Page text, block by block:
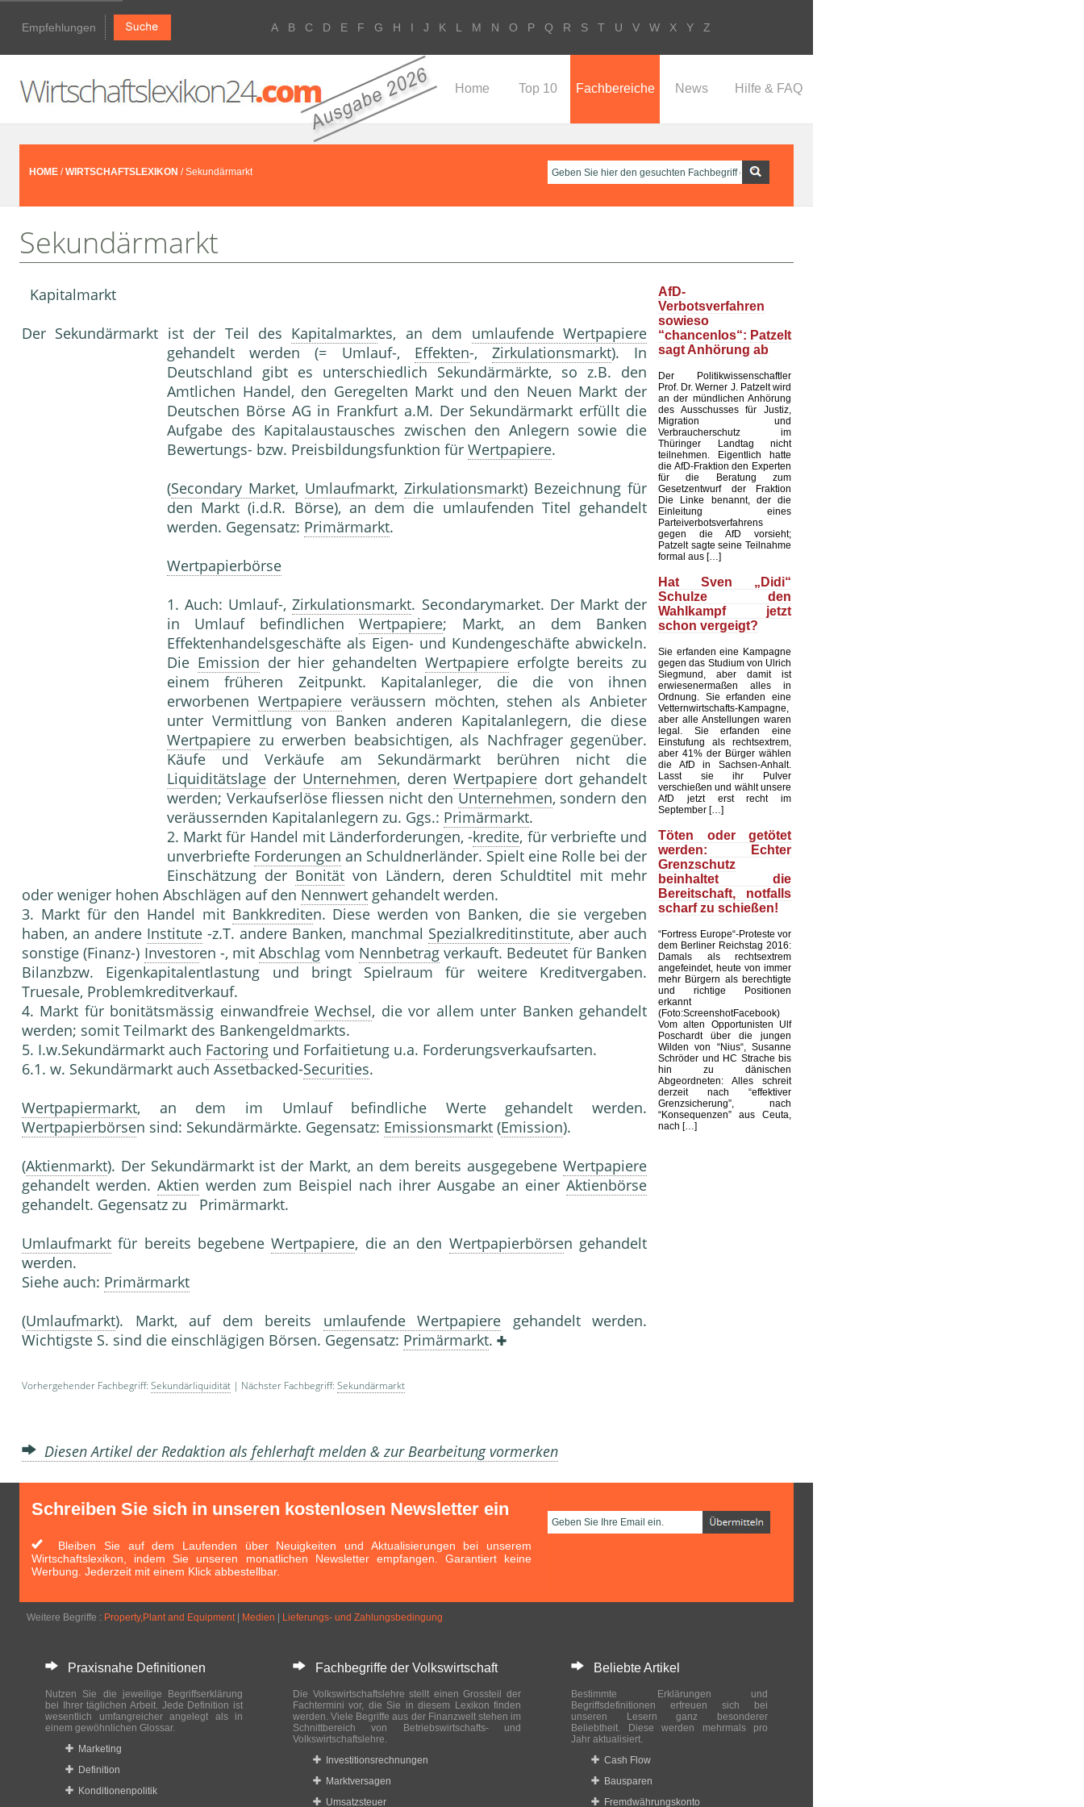
Empfehlungen A B C D E F G H I J K L M N O P Q R S T U V W X Y Z
Home Top 10 Fachbereiche News Hilfe & FAQ
HOME /WIRTSCHAFTSLEXIKON / Sekundärmarkt
Sekundärmarkt
Kapitalmarkt
Der Sekundärmarkt ist der Teil des Kapitalmarktes, an dem umlaufende Wertpapiere
gehandelt werden (= Umlauf-, Effekten-, Zirkulationsmarkt). In
Deutschland gibt es unterschiedlich Sekundärmärkte, so z.B. den
Amtlichen Handel, den Geregelten Markt und den Neuen Markt der
Deutschen Börse AG in Frankfurt a.M. Der Sekundärmarkt erfüllt die
Aufgabe des Kapitalaustausches zwischen den Anlegern sowie die
Bewertungs- bzw. Preisbildungsfunktion für Wertpapiere.
(Secondary Market, Umlaufmarkt, Zirkulationsmarkt) Bezeichnung für
den Markt (i.d.R. Börse), an dem die umlaufenden Titel gehandelt
werden. Gegensatz: Primärmarkt.
Wertpapierbörse
1. Auch: Umlauf-,Zirkulationsmarkt. Secondarymarket. Der Markt der
in Umlauf befindlichenWertpapiere; Markt, an dem Banken
Effektenhandelsgeschäfte als Eigen- und Kundengeschäfte abwickeln.
Die Emission der hier gehandelten Wertpapiereerfolgte bereits zu
einem früheren Zeitpunkt. Kapitalanleger, die die von ihnen
erworbenen Wertpapiereveräussern möchten, stehen als Anbieter
unter Vermittlung von Banken anderen Kapitalanlegern, die diese
Wertpapiere zu erwerben beabsichtigen, als Nachfrager gegenüber.
Käufe und Verkäufe am Sekundärmarkt berühren nicht die
Liquiditätslage der Unternehmen, deren Wertpapiere dort gehandelt
werden; Verkaufserlöse fliessen nicht den Unternehmen, sondern den
veräussernden Kapitalanlegern zu. Ggs.: Primärmarkt.
2. Markt für Handel mit Länderforderungen, -kredite, für verbriefte und
unverbriefte Forderungen an Schuldnerländer. Spielt eine Rolle bei der
Einschätzung der Bonität von Ländern, deren Schuldtitel mit mehr
oder weniger hohen Abschlägen auf den Nennwert gehandelt werden.
3. Markt für den Handel mit Bankkrediten. Diese werden von Banken, die sie vergeben
haben, an andere Institute -z.T. andere Banken, manchmal Spezialkreditinstitute, aber auch
sonstige (Finanz-) Investoren -, mitAbschlag vom Nennbetragverkauft. Bedeutet für Banken
Bilanzbzw. Eigenkapitalentlastung und bringt Spielraum für weitere Kreditvergaben.
Truesale, Problemkreditverkauf.
4. Markt für bonitätsmässig einwandfreieWechsel, die vor allem unter Banken gehandelt
werden; somit Teilmarkt des Bankengeldmarkts.
5. I.w.Sekundärmarkt auch Factoring und Forfaitietung u.a. Forderungsverkaufsarten.
6.1. w. Sekundärmarkt auch Assetbacked-Securities.
Wertpapiermarkt, an dem im Umlauf befindliche Werte gehandelt werden.
Wertpapierbörsen sind: Sekundärmärkte. Gegensatz: Emissionsmarkt (Emission).
(Aktienmarkt). Der Sekundärmarkt ist der Markt, an dem bereits ausgegebene Wertpapiere
gehandelt werden. Aktien werden zum Beispiel nach ihrer Ausgabe an einer Aktienbörse
gehandelt. Gegensatz zu Primärmarkt.
Umlaufmarkt für bereits begebeneWertpapiere, die an den Wertpapierbörsen gehandelt
werden.
Siehe auch: Primärmarkt
(Umlaufmarkt). Markt, auf dem bereits umlaufende Wertpapiere gehandelt werden.
Wichtigste S. sind die einschlägigen Börsen. Gegensatz: Primärmarkt.
Vorhergehender Fachbegriff: Sekundärliquidität | Nächster Fachbegriff: Sekundärmarkt
Diesen Artikel der Redaktion als fehlerhaft melden & zur Bearbeitung vormerken
AfD-
Verbotsverfahren
sowieso
“chancenlos“: Patzelt
sagt Anhörung ab
Der Politikwissenschaftler
Prof. Dr. Werner J. Patzelt wird
an der mündlichen Anhörung
des Ausschusses für Justiz,
Migration und
Verbraucherschutz im
Thüringer Landtag nicht
teilnehmen. Eigentlich hatte
die AfD-Fraktion den Experten
für die Beratung zum
Gesetzentwurf der Fraktion
Die Linke benannt, der die
Einleitung eines
Parteiverbotsverfahrens
gegen die AfD vorsieht;
Patzelt sagte seine Teilnahme
formal aus […]
Hat Sven „Didi“
Schulze den
Wahlkampf jetzt
schon vergeigt?
Sie erfanden eine Kampagne
gegen das Studium von Ulrich
Siegmund, aber damit ist
erwiesenermaßen alles in
Ordnung. Sie erfanden eine
Vetternwirtschafts-Kampagne,
aber alle Anstellungen waren
legal. Sie erfanden eine
Einstufung als rechtsextrem,
aber 41% der Bürger wählen
die AfD in Sachsen-Anhalt.
Lasst sie ihr Pulver
verschießen und wählt unsere
AfD jetzt erst recht im
September […]
Töten oder getötet
werden: Echter
Grenzschutz
beinhaltet die
Bereitschaft, notfalls
scharf zu schießen!
“Fortress Europe“-Proteste vor
dem Berliner Reichstag 2016:
Damals als rechtsextrem
angefeindet, heute von immer
mehr Bürgern als berechtigte
und richtige Positionen
erkannt
(Foto:ScreenshotFacebook)
Vom alten Opportunisten Ulf
Poschardt über die jungen
Wilden von “Nius“, Susanne
Schröder und HC Strache bis
hin zu dänischen
Abgeordneten: Alles schreit
derzeit nach “effektiver
Grenzsicherung”, nach
“Konsequenzen” aus Ceuta,
nach […]
Schreiben Sie sich in unseren kostenlosen Newsletter ein
Bleiben Sie auf dem Laufenden über Neuigkeiten und Aktualisierungen bei unserem
Wirtschaftslexikon, indem Sie unseren monatlichen Newsletter empfangen. Garantiert keine
Werbung. Jederzeit mit einem Klick abbestellbar.
Weitere Begriffe : Property,Plant and Equipment| Medien Lieferungs- und Zahlungsbedingung
Praxisnahe Definitionen
Nutzen Sie die jeweilige Begriffserklärung
bei Ihrer täglichen Arbeit. Jede Definition ist
wesentlich umfangreicher angelegt als in
einem gewöhnlichen Glossar.
Marketing
Definition
Konditionenpolitik
Fachbegriffe der Volkswirtschaft
Die Volkswirtschaftslehre stellt einen Grossteil der
Fachtermini vor, die Sie in diesem Lexikon finden
werden. Viele Begriffe aus der Finanzwelt stehen im
Schnittbereich von Betriebswirtschafts- und
Volkswirtschaftslehre.
Investitionsrechnungen
Marktversagen
Umsatzsteuer
Beliebte Artikel
Bestimmte Erklärungen und
Begriffsdefinitionen erfreuen sich bei
unseren Lesern ganz besonderer
Beliebtheit. Diese werden mehrmals pro
Jahr aktualisiert.
Cash Flow
Bausparen
Fremdwährungskonto